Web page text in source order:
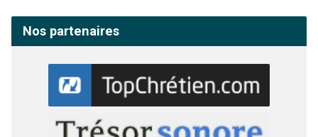
Nos partenaires